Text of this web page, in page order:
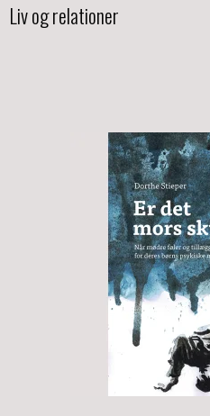
Liv og relationer